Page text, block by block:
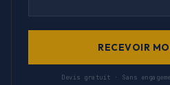
RECEVOIR
Devis gratuit · Sans